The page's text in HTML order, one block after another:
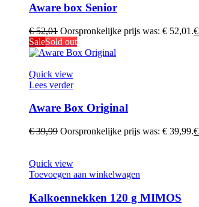
Aware box Senior
€52,01 Oorspronkelijke prijs was: € 52,01.€
SaleSold out
Quick view
Lees verder
Aware Box Original
€39,99 Oorspronkelijke prijs was: € 39,99.€
Quick view
Toevoegen aan winkelwagen
Kalkoennekken 120 g MIMOS